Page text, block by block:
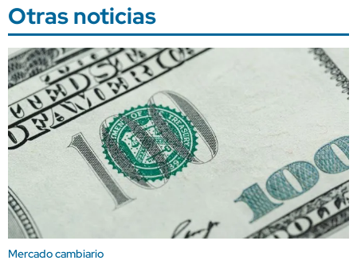
Otras noticias
Mercado cambiario